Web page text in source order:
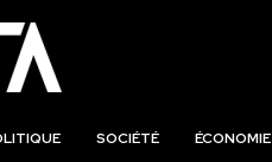
SOCIÉTÉ ÉCONOMIE